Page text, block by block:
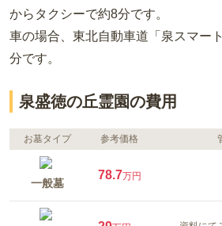
からタクシーで約8分です。
車の場合、東北自動車道「泉スマー
分です。
泉盛徳の丘霊園の費用
お墓タイプ 参考価格
一般墓
78.7万円